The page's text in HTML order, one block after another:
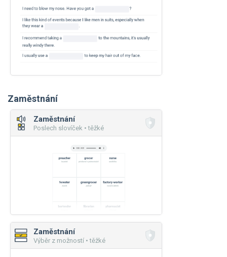
Zaměstnání
Zaměstnání
Poslech slovíček • těžké
Zaměstnání
Výběr z možností • těžké